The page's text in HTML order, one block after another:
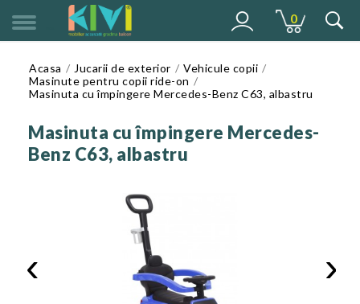
0
Acasa Jucarii de exterior
Vehicule copii
Masinute pentru copii ride-on
Masinuta cu împingere Mercedes-Benz C63, albastru
Masinuta cu împingere Mercedes-
Benz C63, albastru
‹ ›